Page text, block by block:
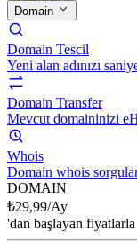
Domain
Domain Tescil
Yeni alan adınızı
Domain Transfer
Mevcut domaininizi
Whois
Domain whois
DOMAIN
₺29,99/Ay
'dan başlayan fiyatlarla